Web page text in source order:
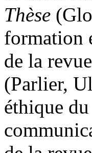
Thèse
formation
de la revue
(Parlier,
éthique